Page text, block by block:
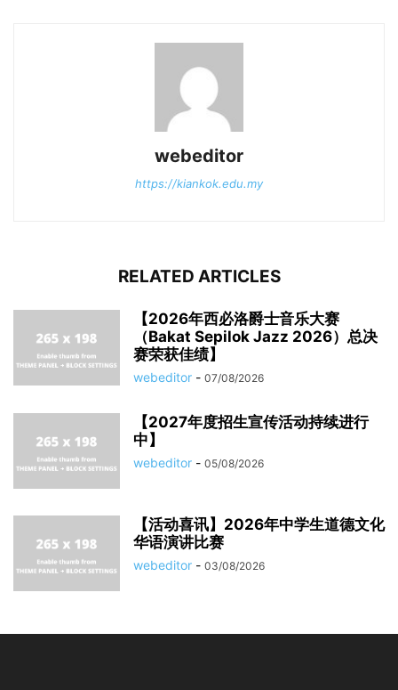
webeditor
https://kiankok.edu.my
RELATED ARTICLES
【2026年西必洛爵士音乐大赛
（Bakat Sepilok Jazz 2026）总决
赛荣获佳绩】
webeditor - 07/08/2026
【2027年度招生宣传活动持续进行
中】
webeditor - 05/08/2026
【活动喜讯】2026年中学生道德文化
华语演讲比赛
webeditor - 03/08/2026